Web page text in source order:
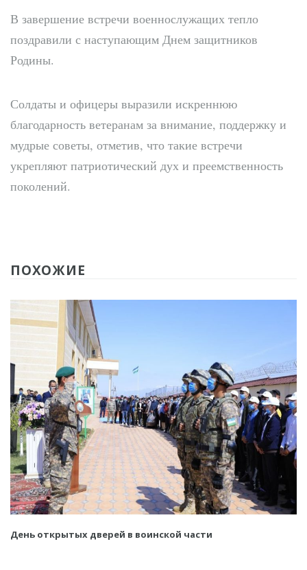
В завершение встречи военнослужащих тепло
поздравили с наступающим Днем защитников
Родины.
Солдаты и офицеры выразили искреннюю
благодарность ветеранам за внимание, поддержку и
мудрые советы, отметив, что такие встречи
укрепляют патриотический дух и преемственность
поколений.
ПОХОЖИЕ
День открытых дверей в воинской части